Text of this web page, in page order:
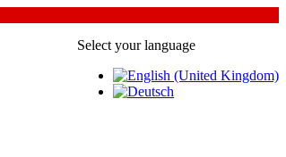
Select your language